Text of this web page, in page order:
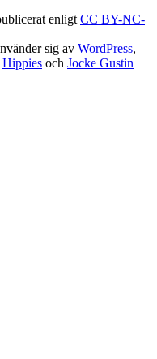
enligtCC BY-NC-
sig av WordPress,
Hippies och Jocke Gustin